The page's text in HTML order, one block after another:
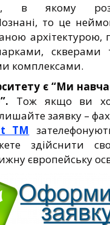
в якому
то це
архітектурою,
скверами
комплексами.
є “Ми
Тож якщо ви
заявку –
TM
здійснити
європейську